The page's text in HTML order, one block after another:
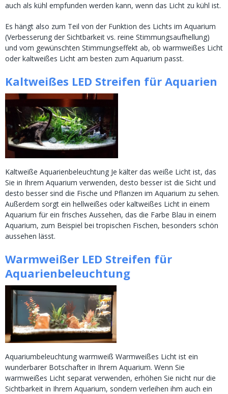
auch als kühl empfunden werden kann, wenn das Licht zu kühl ist.
Es hängt also zum Teil von der Funktion des Lichts im Aquarium
(Verbesserung der Sichtbarkeit vs. reine Stimmungsaufhellung)
und vom gewünschten Stimmungseffekt ab, ob warmweißes Licht
oder kaltweißes Licht am besten zum Aquarium passt.
Kaltweißes LED Streifen für Aquarien
Kaltweiße Aquarienbeleuchtung Je kälter das weiße Licht ist, das
Sie in Ihrem Aquarium verwenden, desto besser ist die Sicht und
desto besser sind die Fische und Pflanzen im Aquarium zu sehen.
Außerdem sorgt ein hellweißes oder kaltweißes Licht in einem
Aquarium für ein frisches Aussehen, das die Farbe Blau in einem
Aquarium, zum Beispiel bei tropischen Fischen, besonders schön
aussehen lässt.
Warmweißer LED Streifen für
Aquarienbeleuchtung
Aquariumbeleuchtung warmweiß Warmweißes Licht ist ein
wunderbarer Botschafter in Ihrem Aquarium. Wenn Sie
warmweißes Licht separat verwenden, erhöhen Sie nicht nur die
Sichtbarkeit in Ihrem Aquarium, sondern verleihen ihm auch ein